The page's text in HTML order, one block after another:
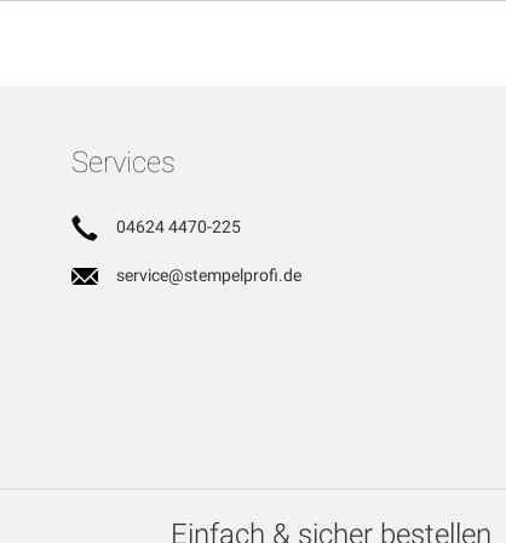
Services
04624 4470-225
service@stempelprofi.de
Einfach & sicher bestellen